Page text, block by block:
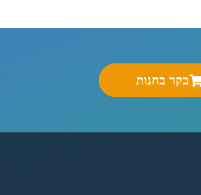
בקר בחנות